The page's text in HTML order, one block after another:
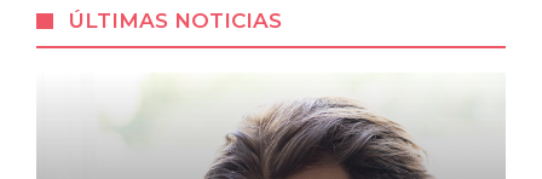
ÚLTIMAS NOTICIAS